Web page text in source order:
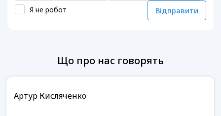
Я не робот Відправити
Що про нас говорять
Артур Кисляченко